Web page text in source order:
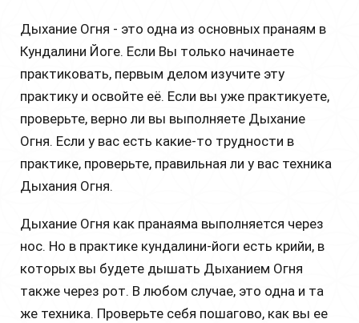
Дыхание Огня - это одна из основных пранаям в
Кундалини Йоге. Если Вы только начинаете
практиковать, первым делом изучите эту
практику и освойте её. Если вы уже практикуете,
проверьте, верно ли вы выполняете Дыхание
Огня. Если у вас есть какие-то трудности в
практике, проверьте, правильная ли у вас техника
Дыхания Огня.
Дыхание Огня как пранаяма выполняется через
нос. Но в практике кундалини-йоги есть крийи, в
которых вы будете дышать Дыханием Огня
также через рот. В любом случае, это одна и та
же техника. Проверьте себя пошагово, как вы ее